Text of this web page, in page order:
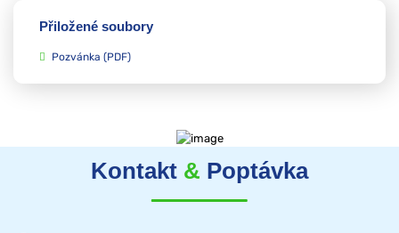
Přiložené soubory
Pozvánka(PDF)
Kontakt & Poptávka